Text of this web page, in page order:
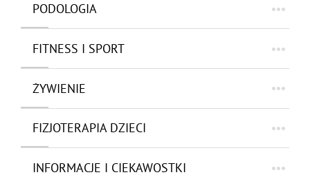
PODOLOGIA
FITNESS I SPORT
ŻYWIENIE
FIZJOTERAPIA DZIECI
INFORMACJE I CIEKAWOSTKI